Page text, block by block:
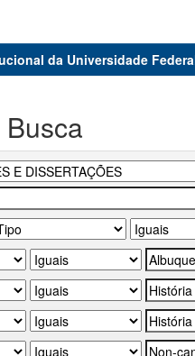
da Universidade